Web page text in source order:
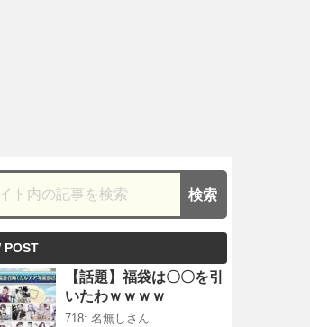
POST
【話題】福袋は〇〇を引
いたわｗｗｗｗ
718: 名無しさん